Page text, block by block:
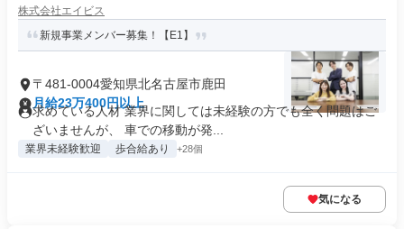
株式会社エイビス
新規事業メンバー募集！【E1】
〒481-0004愛知県北名古屋市鹿田
月給23万400円以上
求めている人材 業界に関しては未経験の方でも全く問題はご
ざいませんが、 車での移動が発...
業界未経験歓迎 歩合給あり +28個
気になる